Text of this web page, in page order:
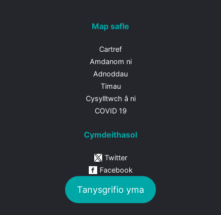
Map safle
Cartref
Amdanom ni
Adnoddau
Timau
Cysylltwch â ni
COVID 19
Cymdeithasol
Twitter
Facebook
Tanysgrifio yma